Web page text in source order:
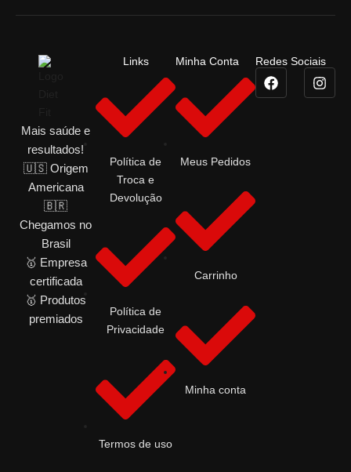
Mais saúde e
resultados!
🇺🇸 Origem
Americana
🇧🇷
Chegamos no
Brasil
🥇 Empresa
certificada
🥇 Produtos
premiados
Links
Política de
Troca e
Devolução
Política de
Privacidade
Termos de uso
Minha Conta
Meus Pedidos
Carrinho
Minha conta
Redes Sociais